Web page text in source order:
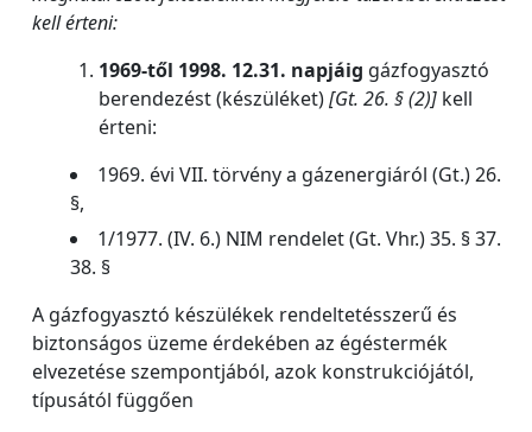
kell érteni:
1969-től 1998. 12.31. napjáig gázfogyasztó
berendezést (készüléket)[Gt. 26. § (2)] kell
érteni:
1969. évi VII. törvény a gázenergiáról (Gt.) 26.
§,
1/1977. (IV. 6.) NIM rendelet (Gt. Vhr.) 35. § 37.
38. §
A gázfogyasztó készülékek rendeltetésszerű és
biztonságos üzeme érdekében az égéstermék
elvezetése szempontjából, azok konstrukciójától,
típusától függően